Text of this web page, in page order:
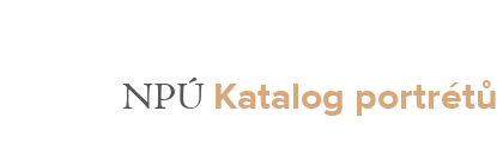
NPÚ Katalog portrétů